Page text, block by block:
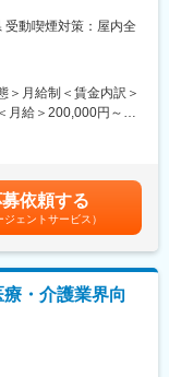
者としてご活躍いた
リアを築くことが可
長年の実績があり、大
％を誇ります。
開発製造、そしてサ
立病院、大学病院、
ーの顧客の要望に応
に向けた総合的な医
えるやりがいのある
までは再利用できま
器材を「回収 → 洗浄
の業務は、患者様
す。電子マニュアル
でも研修でしっかり
受動喫煙対策：屋内全
＞月給制＜賃金内訳＞
月給＞200,000円～
た表記です。
依頼する
ジェントサービス）
・介護業界向